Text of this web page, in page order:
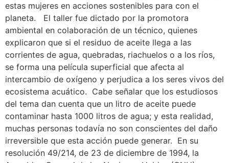
estas mujeres en acciones sostenibles para con el
planeta. El taller fue dictado por la promotora
ambiental en colaboración de un técnico, quienes
explicaron que si el residuo de aceite llega a las
corrientes de agua, quebradas, riachuelos o a los ríos,
se forma una película superficial que afecta al
intercambio de oxígeno y perjudica a los seres vivos del
ecosistema acuático. Cabe señalar que los estudiosos
del tema dan cuenta que un litro de aceite puede
contaminar hasta 1000 litros de agua; y esta realidad,
muchas personas todavía no son conscientes del daño
irreversible que esta acción puede generar. En su
resolución 49/214, de 23 de diciembre de 1994, la